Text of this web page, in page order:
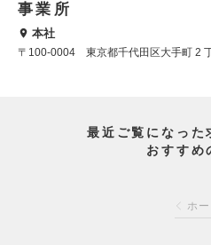
事業所
本社
〒100-0004 東京都千代田区大手町 2
最近ご覧になった
おすすめ
ホ